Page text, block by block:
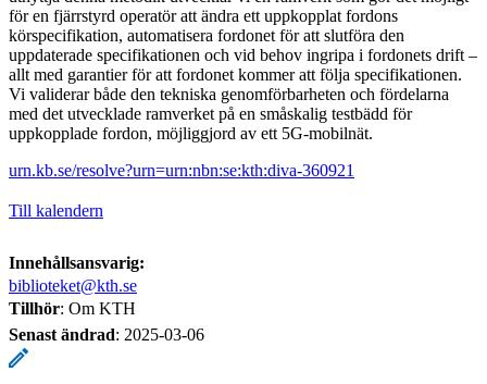
för en fjärrstyrd operatör att ändra ett uppkopplat fordons
körspecifikation, automatisera fordonet för att slutföra den
uppdaterade specifikationen och vid behov ingripa i fordonets drift –
allt med garantier för att fordonet kommer att följa specifikationen.
Vi validerar både den tekniska genomförbarheten och fördelarna
med det utvecklade ramverket på en småskalig testbädd för
uppkopplade fordon, möjliggjord av ett 5G-mobilnät.
urn.kb.se/resolve?urn=urn:nbn:se:kth:diva-360921
Till kalendern
Innehållsansvarig:
biblioteket@kth.se
Tillhör: Om KTH
Senast ändrad: 2025-03-06